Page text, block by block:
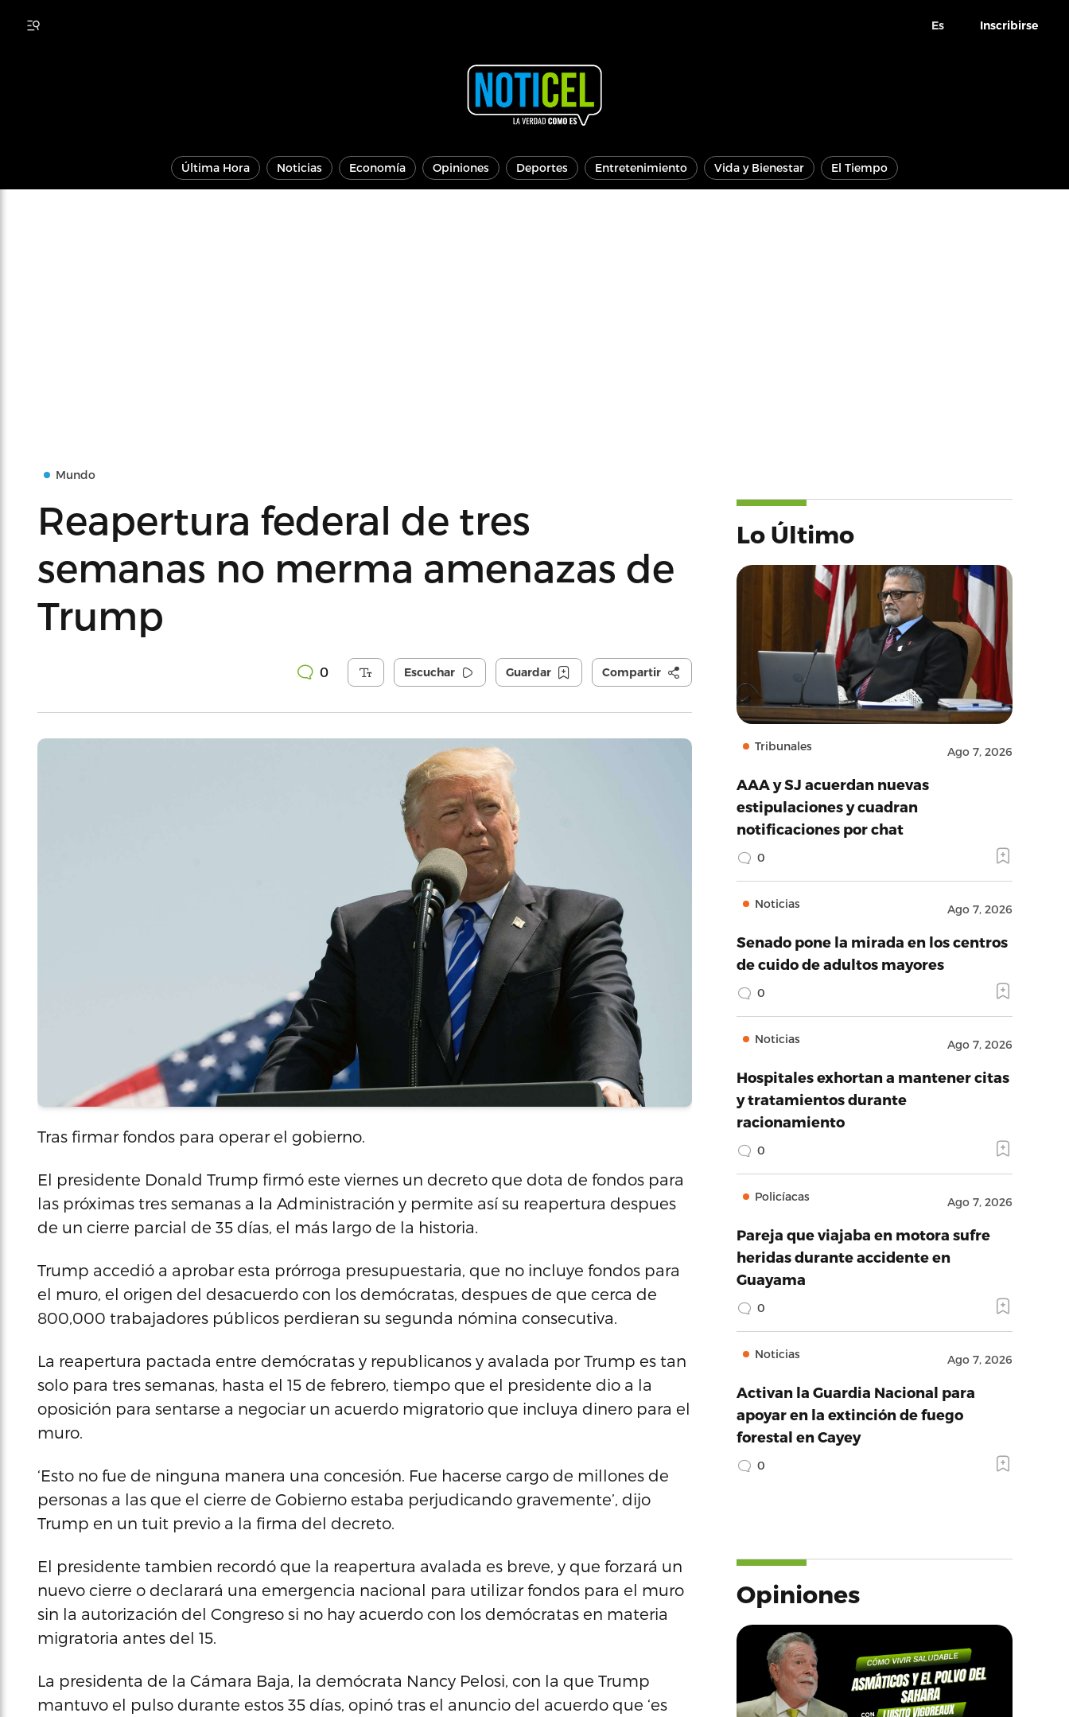
Es Inscribirse
Última Hora Noticias Economía Opiniones Deportes Entretenimiento Vida y Bienestar El Tiempo
Mundo
Reapertura federal de tres
semanas no merma amenazas de
Trump
0 Escuchar Guardar Compartir
Tras firmar fondos para operar el gobierno.
El presidente Donald Trump firmó este viernes un decreto que dota de fondos para
las próximas tres semanas a la Administración y permite así su reapertura despues
de un cierre parcial de 35 días, el más largo de la historia.
Trump accedió a aprobar esta prórroga presupuestaria, que no incluye fondos para
el muro, el origen del desacuerdo con los demócratas, despues de que cerca de
800,000 trabajadores públicos perdieran su segunda nómina consecutiva.
La reapertura pactada entre demócratas y republicanos y avalada por Trump es tan
solo para tres semanas, hasta el 15 de febrero, tiempo que el presidente dio a la
oposición para sentarse a negociar un acuerdo migratorio que incluya dinero para el
muro.
‘Esto no fue de ninguna manera una concesión. Fue hacerse cargo de millones de
personas a las que el cierre de Gobierno estaba perjudicando gravemente’, dijo
Trump en un tuit previo a la firma del decreto.
El presidente tambien recordó que la reapertura avalada es breve, y que forzará un
nuevo cierre o declarará una emergencia nacional para utilizar fondos para el muro
sin la autorización del Congreso si no hay acuerdo con los demócratas en materia
migratoria antes del 15.
La presidenta de la Cámara Baja, la demócrata Nancy Pelosi, con la que Trump
mantuvo el pulso durante estos 35 días, opinó tras el anuncio del acuerdo que ‘es
Lo Último
Tribunales Ago 7, 2026
AAA y SJ acuerdan nuevas
estipulaciones y cuadran
notificaciones por chat
0
Noticias Ago 7, 2026
Senado pone la mirada en los centros
de cuido de adultos mayores
0
Noticias Ago 7, 2026
Hospitales exhortan a mantener citas
y tratamientos durante
racionamiento
0
Policíacas Ago 7, 2026
Pareja que viajaba en motora sufre
heridas durante accidente en
Guayama
0
Noticias Ago 7, 2026
Activan la Guardia Nacional para
apoyar en la extinción de fuego
forestal en Cayey
0
Opiniones